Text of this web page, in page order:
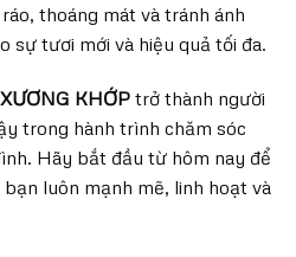
thoáng mát và tránh ánh
sự tươi mới và hiệu quả tối đa.
KHỚP trở thành người
trong hành trình chăm sóc
Hãy bắt đầu từ hôm nay để
luôn mạnh mẽ, linh hoạt và